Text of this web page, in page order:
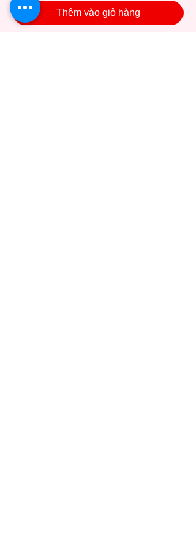
Thêm vào giỏ hàng